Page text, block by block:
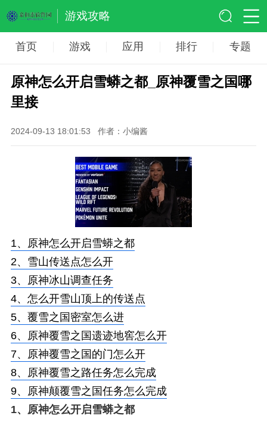
游戏攻略
首页 游戏 应用 排行 专题
原神怎么开启雪蟒之都_原神覆雪之国哪
里接
2024-09-13 18:01:53 作者：小编酱
1、
原神怎么开启雪蟒之都
2、 雪山传送点怎么开
3、
原神冰山调查任务
4、 怎么开雪山顶上的传送点
5、 覆雪之国密室怎么进
6、
原神覆雪之国遗迹地窖怎么开
7、
原神覆雪之国的门怎么开
8、
原神覆雪之路任务怎么完成
9、
原神颠覆雪之国任务怎么完成
1、
原神怎么开启雪蟒之都